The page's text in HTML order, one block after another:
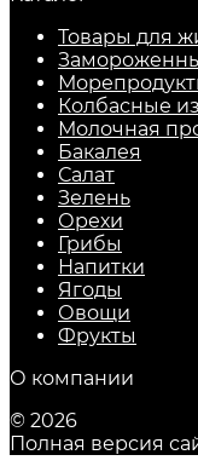
Товары для
Колбасные
Молочная
Бакалея
Салат
Зелень
Орехи
Грибы
Напитки
Ягоды
Овощи
Фрукты
О компании
© 2026
Полная версия